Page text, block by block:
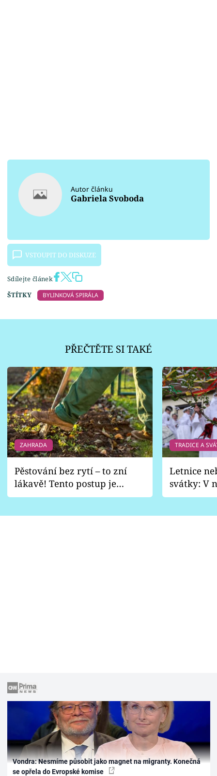
Autor článku
Gabriela Svoboda
VSTOUPIT DO DISKUZE
Sdílejte článek
ŠTÍTKY
BYLINKOVÁ SPIRÁLA
PŘEČTĚTE SI TAKÉ
ZAHRADA
Pěstování bez rytí – to zní
lákavě! Tento postup je
vhodný jen pro některé
TRADICE A
Letnice
svátky: V
pondělí
Vondra: Nesmíme působit jako magnet na migranty. Konečná
se opřela do Evropské komise